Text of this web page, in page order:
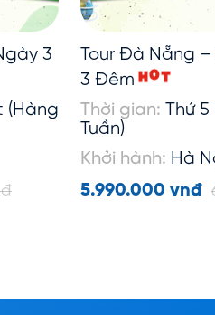
3
(Hàng
Tour Đà Nẵng
3 ĐêmHOT
Thời gian: Thứ
Tuần)
Khởi hành: Hà
5.990.000 vnđ